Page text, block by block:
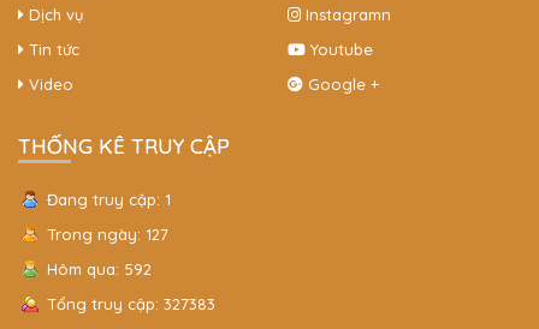
Dịch vụ
Tin tức
Video
Instagramn
Youtube
Google +
THỐNG KÊ TRUY CẬP
Đang truy cập: 1
Trong ngày: 127
Hôm qua: 592
Tổng truy cập: 327383